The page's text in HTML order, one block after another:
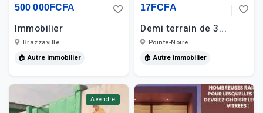
500 000FCFA
Immobilier
Brazzaville
🏠 Autre immobilier
17FCFA
Demi terrain de 3...
Pointe-Noire
🏠 Autre immobilier
A vendre